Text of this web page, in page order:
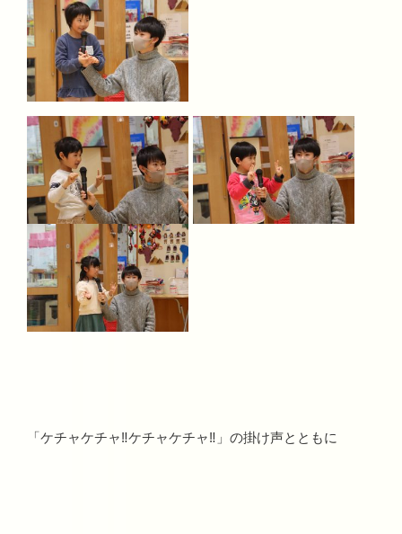
「ケチャケチャ‼ケチャケチャ‼」の掛け声とともに